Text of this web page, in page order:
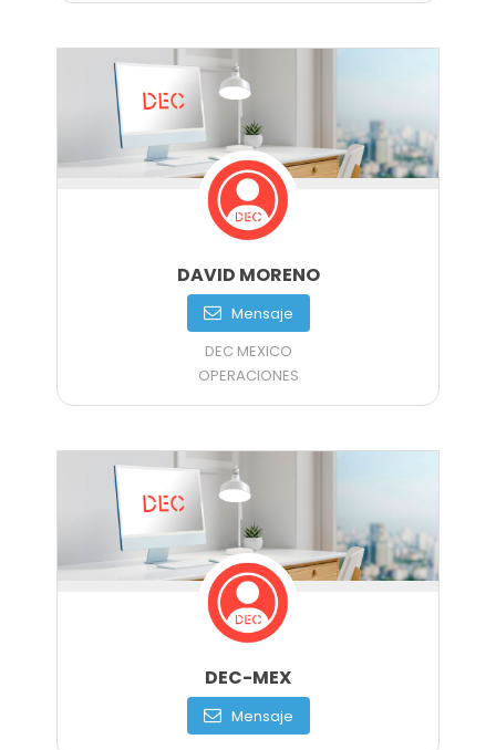
DAVID MORENO
Mensaje
DEC MEXICO
OPERACIONES
DEC-MEX
Mensaje